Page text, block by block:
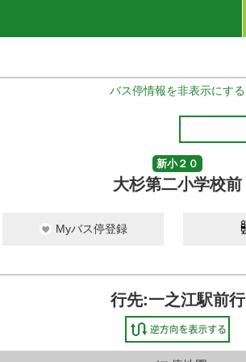
バス停情報を非表示にする
新小２０
大杉第二小学校前
Myバス停登録
行先:一之江駅前行